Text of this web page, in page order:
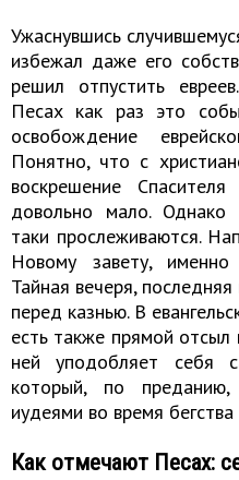
Ужаснувшись
избежал даже его
решил отпустить
Песах как раз это
освобождение
Понятно, что с
воскрешение
довольно мало. Однако
таки прослеживаются.
Новому завету,
Тайная вечеря,
перед казнью. В
есть также прямой отсыл
ней уподобляет себя
который, по
иудеями во время бегства
Как отмечают Песах: